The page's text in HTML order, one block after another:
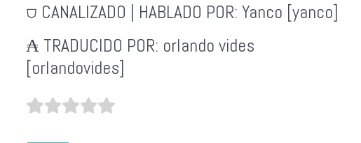
⛉ CANALIZADO | HABLADO POR: Yanco [yanco]
₳ TRADUCIDO POR: orlando vides
[orlandovides]